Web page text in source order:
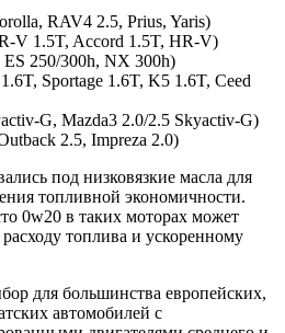
RAV4 2.5, Prius, Yaris)
V 1.5T, Accord 1.5T, HR-V)
250/300h, NX 300h)
Sportage 1.6T, K5 1.6T, Ceed
G, Mazda3 2.0/2.5 Skyactiv-G)
2.5, Impreza 2.0)
под низковязкие масла для
топливной экономичности.
0w20 в таких моторах может
топлива и ускоренному
для большинства европейских,
автомобилей с